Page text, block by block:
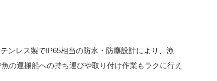
ンレス製でIP65相当の防水・防塵設計により、漁
の運搬船への持ち運びや取り付け作業もラクに行え